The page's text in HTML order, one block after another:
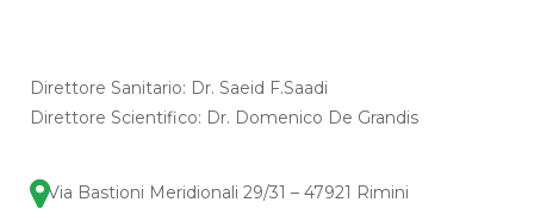
Direttore Sanitario: Dr. Saeid F.Saadi
Direttore Scientifico: Dr. Domenico De Grandis
Via Bastioni Meridionali 29/31 – 47921 Rimini